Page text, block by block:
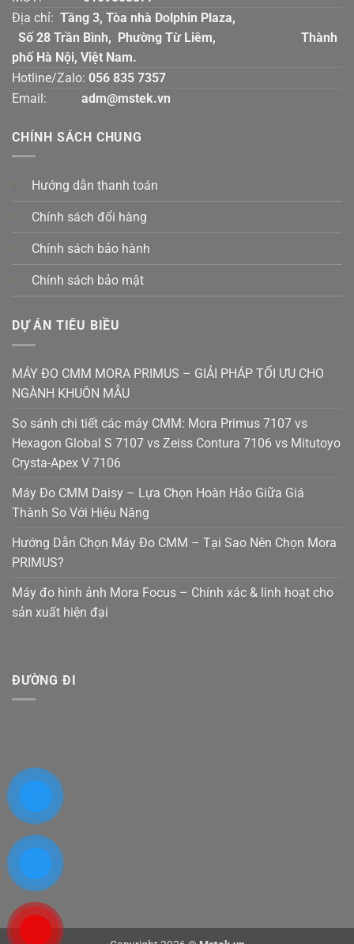
Địa chỉ: Tầng 3, Tòa nhà Dolphin Plaza,
Số 28 Trần Bình, Phường Từ Liêm, Thành
phố Hà Nội, Việt Nam.
Hotline/Zalo: 056 835 7357
Email:
adm@mstek.vn
CHÍNH SÁCH CHUNG
Hướng dẫn thanh toán
Chính sách đổi hàng
Chính sách bảo hành
Chính sách bảo mật
DỰ ÁN TIÊU BIỀU
MÁY ĐO CMM MORA PRIMUS – GIẢI PHÁP TỐI ƯU CHO
NGÀNH KHUÔN MẪU
So sánh chi tiết các máy CMM: Mora Primus 7107 vs
Hexagon Global S 7107 vs Zeiss Contura 7106 vs Mitutoyo
Crysta-Apex V 7106
Máy Đo CMM Daisy – Lựa Chọn Hoàn Hảo Giữa Giá
Thành So Với Hiệu Năng
Hướng Dẫn Chọn Máy Đo CMM – Tại Sao Nên Chọn Mora
PRIMUS?
Máy đo hình ảnh Mora Focus – Chính xác & linh hoạt cho
sản xuất hiện đại
ĐƯỜNG ĐI